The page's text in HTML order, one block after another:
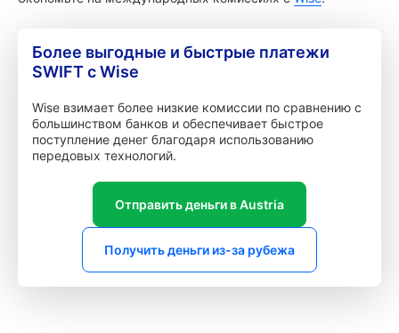
Более выгодные и быстрые платежи
SWIFT с Wise
Wise взимает более низкие комиссии по сравнению с
большинством банков и обеспечивает быстрое
поступление денег благодаря использованию
передовых технологий.
Отправить деньги в Austria
Получить деньги из-за рубежа